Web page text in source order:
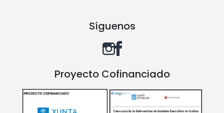
Síguenos
Proyecto Cofinanciado